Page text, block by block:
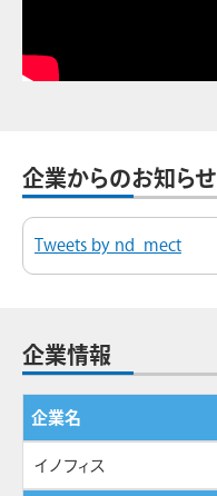
企業からのお知らせ
Tweets by nd_mect
企業情報
企業名
イノフィス